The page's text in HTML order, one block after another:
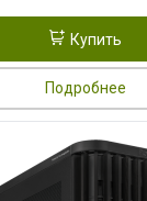
Купить
Подробнее